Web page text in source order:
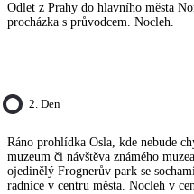
Odlet z Prahy do hlavního města
procházka s průvodcem. Nocleh.
2. Den
Ráno prohlídka Osla, kde nebude
muzeum či návštěva známého
ojedinělý Frognerův park se
radnice v centru města. Nocleh v